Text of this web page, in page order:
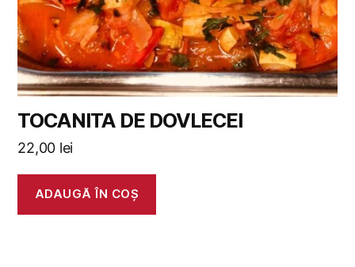
TOCANITA DE DOVLECEI
22,00 lei
ADAUGĂ ÎN COȘ